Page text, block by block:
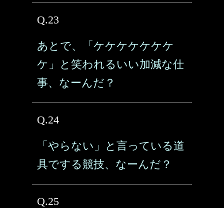
Q.23
あとで、「ケケケケケケケ
ケ」と笑われるいい加減な仕
事、なーんだ？
Q.24
「やらない」と言っている道
具でする競技、なーんだ？
Q.25